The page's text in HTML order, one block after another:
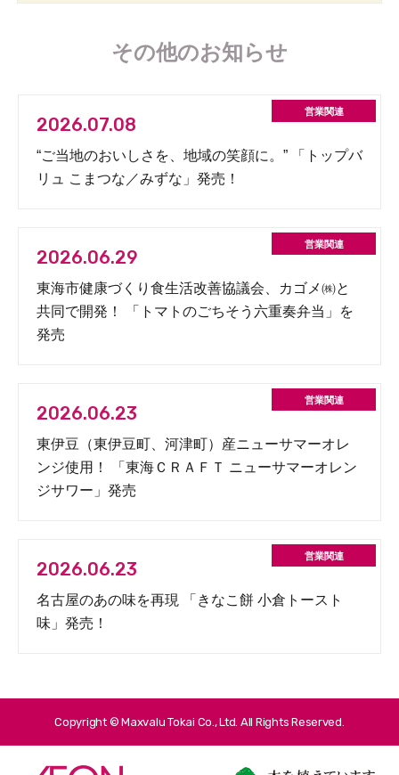
その他のお知らせ
2026.07.08
“ご当地のおいしさを、地域の笑顔に。” 「トップバ
リュ こまつな／みずな」発売！
2026.06.29
東海市健康づくり食生活改善協議会、カゴメ㈱と
共同で開発！ 「トマトのごちそう六重奏弁当」を
発売
2026.06.23
東伊豆（東伊豆町、河津町）産ニューサマーオレ
ンジ使用！ 「東海ＣＲＡＦＴ ニューサマーオレン
ジサワー」発売
2026.06.23
名古屋のあの味を再現 「きなこ餅 小倉トースト
味」発売！
Copyright © Maxvalu Tokai Co., Ltd. All Rights Reserved.